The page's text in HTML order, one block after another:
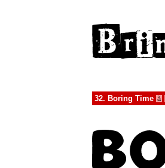
32. Boring Time à